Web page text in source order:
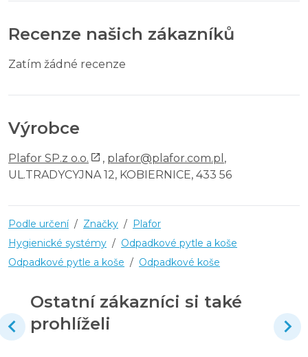
Recenze našich zákazníků
Zatím žádné recenze
Výrobce
Plafor SP.z o.o. , plafor@plafor.com.pl ,
UL.TRADYCYJNA 12, KOBIERNICE, 433 56
Podle určení / Značky / Plafor
Hygienické systémy / Odpadkové pytle a koše
Odpadkové pytle a koše / Odpadkové koše
Ostatní zákazníci si také
prohlíželi